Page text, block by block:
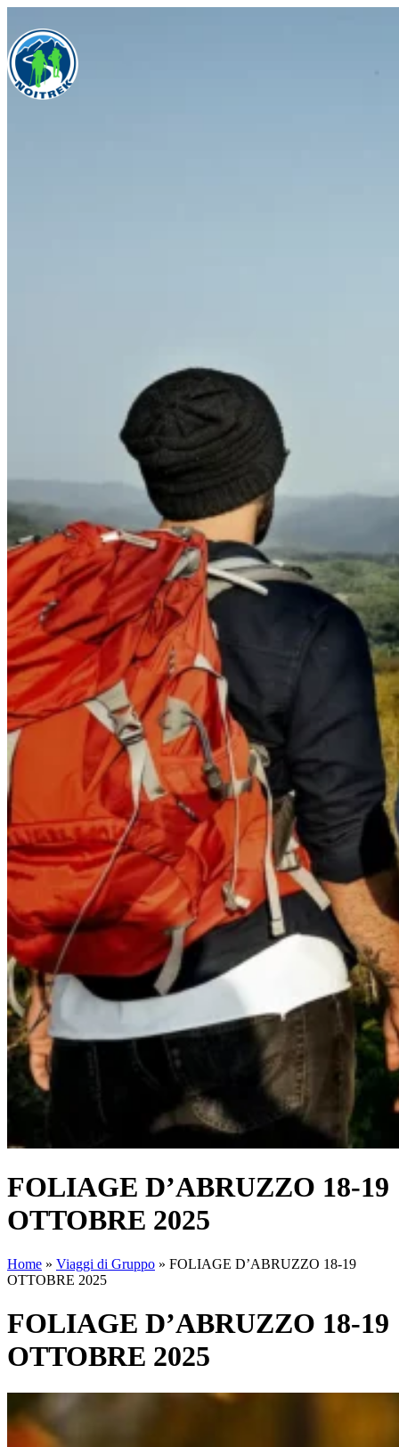
FOLIAGE D’ABRUZZO 18-19
OTTOBRE 2025
Home » Viaggi di Gruppo » FOLIAGE D’ABRUZZO 18-19
OTTOBRE 2025
FOLIAGE D’ABRUZZO 18-19
OTTOBRE 2025